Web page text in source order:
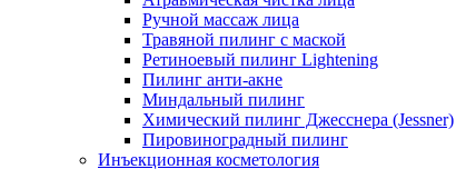
Ручной массаж лица
Травяной пилинг с маской
Ретиноевый пилинг Lightening
Пилинг анти-акне
Миндальный пилинг
Химический пилинг Джесснера (Jessner)
Пировиноградный пилинг
Инъекционная косметология